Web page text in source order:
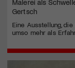
Malerei als
Gertsch
Eine Ausstellung,
umso mehr als